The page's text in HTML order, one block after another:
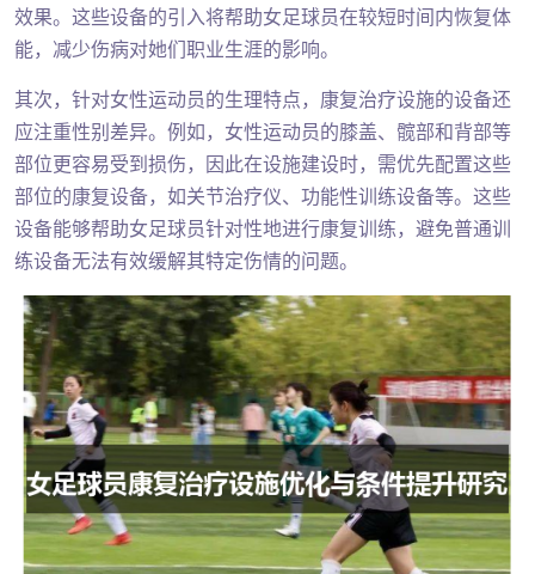
效果。这些设备的引入将帮助女足球员在较短时间内恢复体
能，减少伤病对她们职业生涯的影响。
其次，针对女性运动员的生理特点，康复治疗设施的设备还
应注重性别差异。例如，女性运动员的膝盖、髋部和背部等
部位更容易受到损伤，因此在设施建设时，需优先配置这些
部位的康复设备，如关节治疗仪、功能性训练设备等。这些
设备能够帮助女足球员针对性地进行康复训练，避免普通训
练设备无法有效缓解其特定伤情的问题。